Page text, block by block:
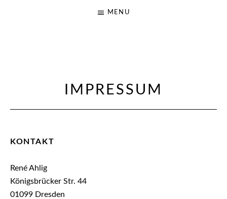
.
N
O
C
MENU
IMPRESSUM
KONTAKT
René Ahlig
Königsbrücker Str. 44
01099 Dresden